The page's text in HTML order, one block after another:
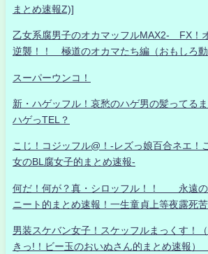
まとめ速報Z)]
乙女系腐男子のオカマッフルMAX2- FX！
逆襲！！ 極道のオカマたち編（おもしろ動
スーパーウンコ！
新・ハゲッフル！哀愁のハゲ男の髪ってる
ハゲっTEL？
こじ！コジッフル@！-レズっ娘百合ネエ！
女のBL腐女子的まとめ速報-
何だ！何が？真・シロッフル！！ 永遠
ニート的まとめ速報！一生童貞上等夜露死苦
男装スケバン女子！スケッフルまっくす！
きっ!！ビー玉のおいぬさん的まとめ速報